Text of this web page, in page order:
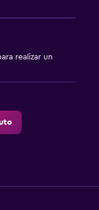
realizar un